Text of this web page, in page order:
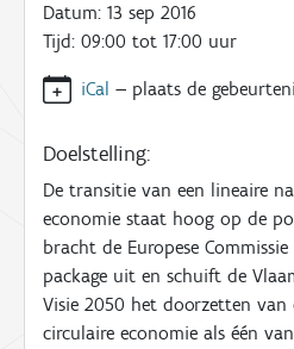
Datum: 13 sep 2016
Tijd: 09:00 tot 17:00 uur
iCal — plaats de
Doelstelling:
De transitie van een lineaire
economie staat hoog op de
bracht de Europese
package uit en schuift de
Visie 2050 het doorzetten
circulaire economie als één